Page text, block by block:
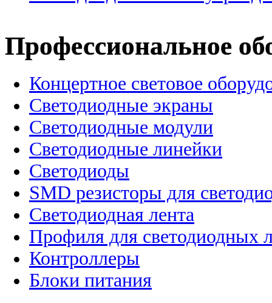
Профессиональное
Концертное световое
Cветодиодные экраны
Светодиодные модули
Светодиодные линейки
Светодиоды
SMD резисторы для
Светодиодная лента
Профиля для светодиодных
Контроллеры
Блоки питания